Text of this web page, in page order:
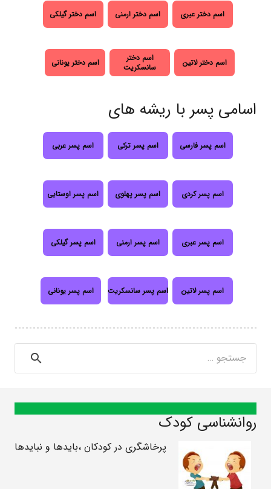
اسم دختر عبری اسم دختر ارمنی اسم دختر گیلکی
اسم دختر لاتین
اسم دختر
سانسکریت
اسم دختر یونانی
اسامی پسر با ریشه های
اسم پسر فارسی اسم پسر ترکی اسم پسر عربی
اسم پسر کردی اسم پسر پهلوی اسم پسر اوستایی
اسم پسر عبری اسم پسر ارمنی اسم پسر گیلکی
اسم پسر لاتین اسم پسر سانسکریت اسم پسر یونانی
برای:
روانشناسی کودک
پرخاشگری در کودکان ،بایدها و نبایدها